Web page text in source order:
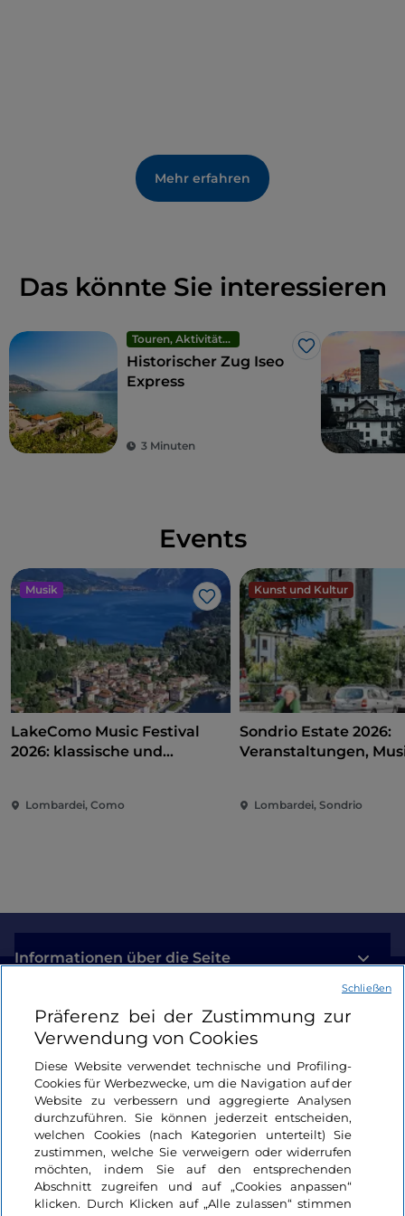
Mehr erfahren
Das könnte Sie interessieren
Touren, Aktivitäten und Erlebnisse
Like
Historischer Zug Iseo
Express
3 Minuten
Events
Musik
Like
LakeComo Music Festival
2026: klassische und
am Comer See
Lombardei, Como
Kunst und Kultur
Sondrio Estate 2026:
Veranstaltungen,
Lombardei, Sondrio
Informationen über die Seite
Nützliche Links
Login
Bleiben wir in Kontakt
Präferenz bei der Zustimmung zur
Verwendung von Cookies
Diese Website verwendet technische und Profiling-
Cookies für Werbezwecke, um die Navigation auf der
Website zu verbessern und aggregierte Analysen
durchzuführen. Sie können jederzeit entscheiden,
welchen Cookies (nach Kategorien unterteilt) Sie
zustimmen, welche Sie verweigern oder widerrufen
möchten, indem Sie auf den entsprechenden
Abschnitt zugreifen und auf „Cookies anpassen“
klicken. Durch Klicken auf „Alle zulassen“ stimmen
Schließen